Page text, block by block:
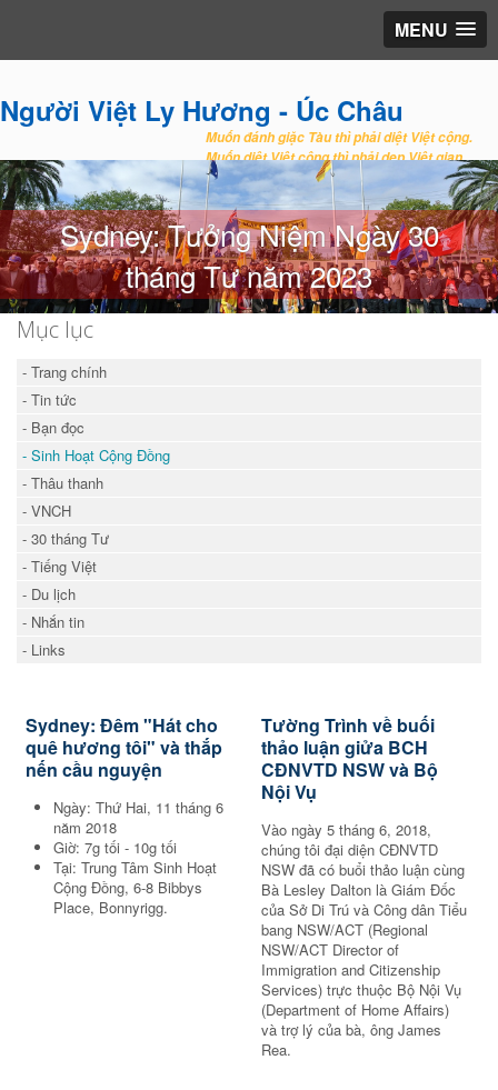
MENU
Người Việt Ly Hương - Úc Châu
Muốn đánh giặc Tàu thì phải diệt Việt cộng.
Muốn diệt Việt cộng thì phải dẹp Việt gian.
Sydney: Tưởng Niệm Ngày 30
tháng Tư năm 2023
Mục lục
- Trang chính
- Tin tức
- Bạn đọc
- Sinh Hoạt Cộng Đồng
- Thâu thanh
- VNCH
- 30 tháng Tư
- Tiếng Việt
- Du lịch
- Nhắn tin
- Links
Sydney: Đêm "Hát cho
quê hương tôi" và thắp
nến cầu nguyện
Ngày: Thứ Hai, 11 tháng 6
năm 2018
Giờ: 7g tối - 10g tối
Tại: Trung Tâm Sinh Hoạt
Cộng Đồng, 6-8 Bibbys
Place, Bonnyrigg.
Tường Trình về buối
thảo luận giửa BCH
CĐNVTD NSW và Bộ
Nội Vụ
Vào ngày 5 tháng 6, 2018,
chúng tôi đại diện CĐNVTD
NSW đã có buổi thảo luận cùng
Bà Lesley Dalton là Giám Đốc
của Sở Di Trú và Công dân Tiểu
bang NSW/ACT (Regional
NSW/ACT Director of
Immigration and Citizenship
Services) trực thuộc Bộ Nội Vụ
(Department of Home Affairs)
và trợ lý của bà, ông James
Rea.